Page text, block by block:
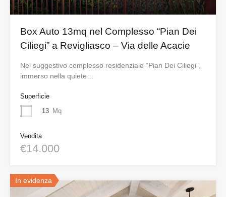
Box Auto 13mq nel Complesso “Pian Dei
Ciliegi” a Revigliasco – Via delle Acacie
Nel suggestivo complesso residenziale “Pian Dei Ciliegi”,
immerso nella quiete…
Superficie
13 Mq
Vendita
€14.000
In evidenza